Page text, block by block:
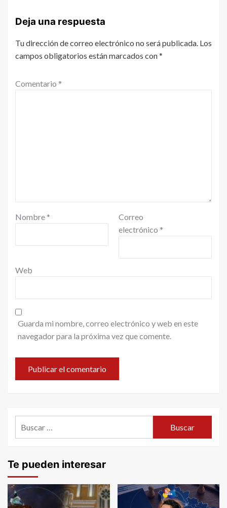
Deja una respuesta
Tu dirección de correo electrónico no será publicada. Los
campos obligatorios están marcados con*
Comentario *
Nombre *
Correo
electrónico *
Web
Guarda mi nombre, correo electrónico y web en este
navegador para la próxima vez que comente.
Te pueden interesar